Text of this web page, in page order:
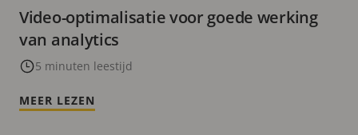
Video-optimalisatie voor goede werking
van analytics
5 minuten leestijd
MEER LEZEN